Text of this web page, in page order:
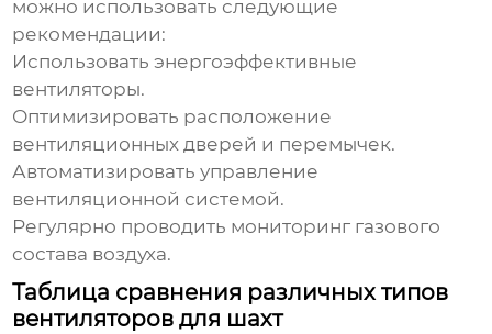
можно использовать следующие
рекомендации:
Использовать энергоэффективные
вентиляторы.
Оптимизировать расположение
вентиляционных дверей и перемычек.
Автоматизировать управление
вентиляционной системой.
Регулярно проводить мониторинг газового
состава воздуха.
Таблица сравнения различных типов
вентиляторов для шахт